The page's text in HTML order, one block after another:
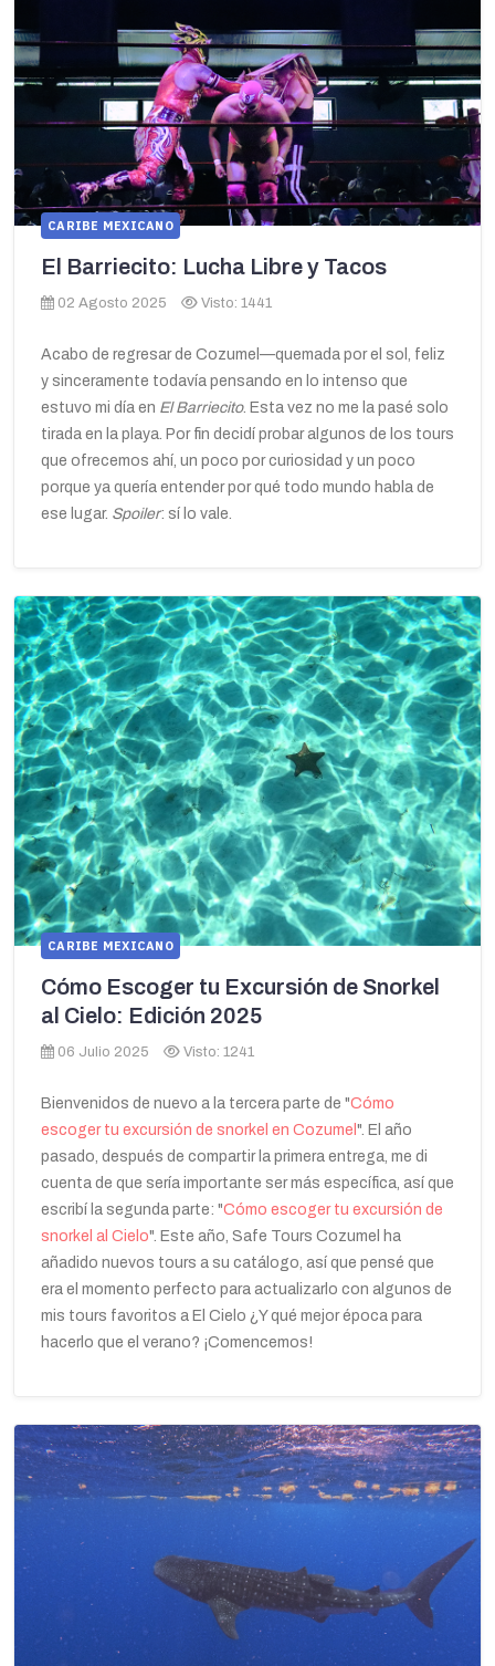
CARIBE MEXICANO
El Barriecito: Lucha Libre y Tacos
02 Agosto 2025 Visto: 1441
Acabo de regresar de Cozumel—quemada por el sol, feliz
y sinceramente todavía pensando en lo intenso que
estuvo mi día en El Barriecito. Esta vez no me la pasé solo
tirada en la playa. Por fin decidí probar algunos de los tours
que ofrecemos ahí, un poco por curiosidad y un poco
porque ya quería entender por qué todo mundo habla de
ese lugar. Spoiler: sí lo vale.
CARIBE MEXICANO
Cómo Escoger tu Excursión de Snorkel
al Cielo: Edición 2025
06 Julio 2025 Visto: 1241
Bienvenidos de nuevo a la tercera parte de "Cómo
escoger tu excursión de snorkel en Cozumel ". El año
pasado, después de compartir la primera entrega, me di
cuenta de que sería importante ser más específica, así que
escribí la segunda parte: "Cómo escoger tu excursión de
snorkel al Cielo". Este año, Safe Tours Cozumel ha
añadido nuevos tours a su catálogo, así que pensé que
era el momento perfecto para actualizarlo con algunos de
mis tours favoritos a El Cielo ¿Y qué mejor época para
hacerlo que el verano? ¡Comencemos!